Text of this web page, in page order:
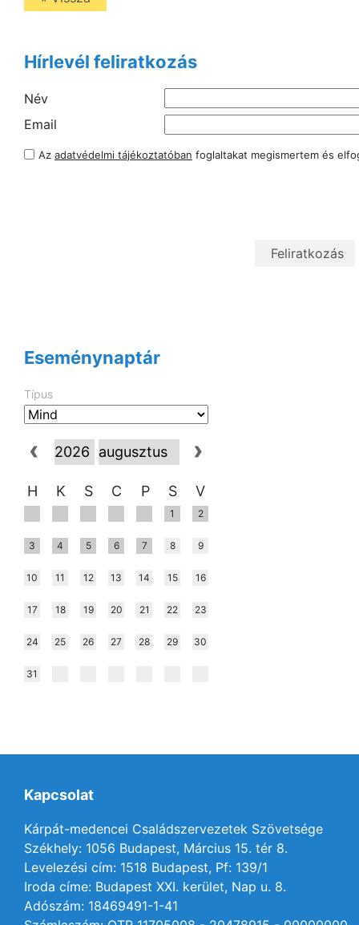
Hírlevél feliratkozás
Név
Email
Az adatvédelmi tájékoztatóban foglaltakat megismertem és
Eseménynaptár
Típus
H K S C P S V
1 2
3 4 5 6 7 8 9
10 11 12 13 14 15 16
17 18 19 20 21 22 23
24 25 26 27 28 29 30
31
Kapcsolat
Kárpát-medencei Családszervezetek Szövetsége
Székhely: 1056 Budapest, Március 15. tér 8.
Levelezési cím: 1518 Budapest, Pf: 139/1
Iroda címe: Budapest XXI. kerület, Nap u. 8.
Adószám: 18469491-1-41